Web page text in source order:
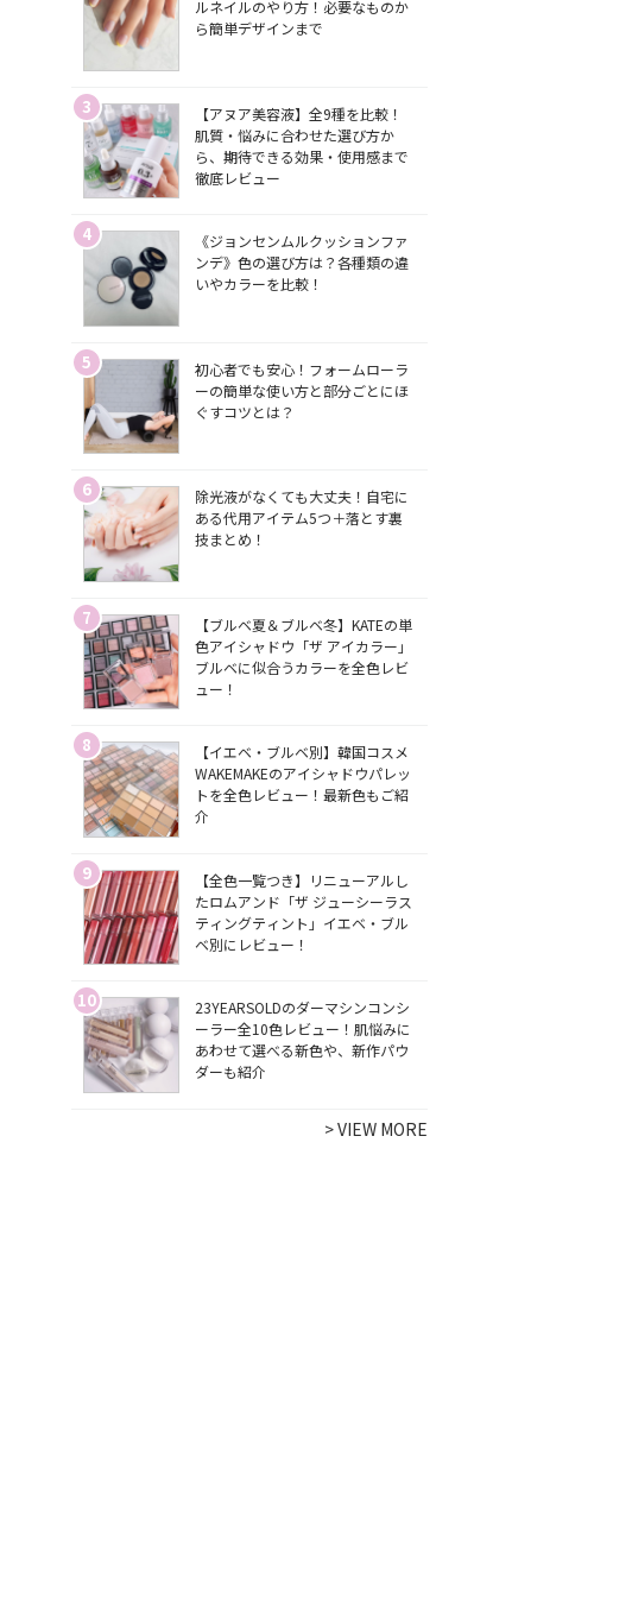
ルネイルのやり方！必要なものか
ら簡単デザインまで
3
【アヌア美容液】全9種を比較！
肌質・悩みに合わせた選び方か
ら、期待できる効果・使用感まで
徹底レビュー
4
《ジョンセンムルクッションファ
ンデ》色の選び方は？各種類の違
いやカラーを比較！
5
初心者でも安心！フォームローラ
ーの簡単な使い方と部分ごとにほ
ぐすコツとは？
6
除光液がなくても大丈夫！自宅に
ある代用アイテム5つ＋落とす裏
技まとめ！
7
【ブルベ夏＆ブルベ冬】KATEの単
色アイシャドウ「ザ アイカラー」
ブルベに似合うカラーを全色レビ
ュー！
8
【イエベ・ブルベ別】韓国コスメ
WAKEMAKEのアイシャドウパレッ
トを全色レビュー！最新色もご紹
介
9
【全色一覧つき】リニューアルし
たロムアンド「ザ ジューシーラス
ティングティント」イエベ・ブル
ベ別にレビュー！
10
23YEARSOLDのダーマシンコンシ
ーラー全10色レビュー！肌悩みに
あわせて選べる新色や、新作パウ
ダーも紹介
>VIEW MORE